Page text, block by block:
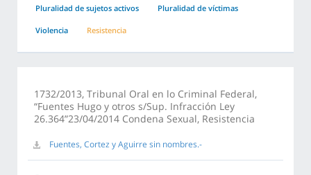
Pluralidad de sujetos activos Pluralidad de víctimas
Violencia Resistencia
1732/2013, Tribunal Oral en lo Criminal Federal,
“Fuentes Hugo y otros s/Sup. Infracción Ley
26.364”23/04/2014 Condena Sexual, Resistencia
Fuentes, Cortez y Aguirre sin nombres.-